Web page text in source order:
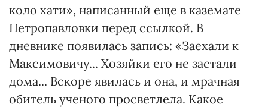
коло хати», написанный еще в каземате
Петропавловки перед ссылкой. В
дневнике появилась запись: «Заехали к
Максимовичу... Хозяйки его не застали
дома... Вскоре явилась и она, и мрачная
обитель ученого просветлела. Какое